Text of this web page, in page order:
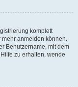
komplett
anmelden können.
Benutzername, mit dem
zu erhalten, wende